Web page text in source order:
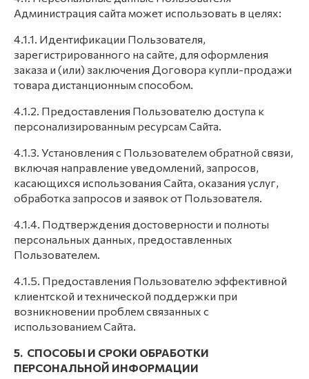
Администрация сайта может использовать в целях:
4.1.1. Идентификации Пользователя,
зарегистрированного на сайте, для оформления
заказа и (или) заключения Договора купли-продажи
товара дистанционным способом.
4.1.2. Предоставления Пользователю доступа к
персонализированным ресурсам Сайта.
4.1.3. Установления с Пользователем обратной связи,
включая направление уведомлений, запросов,
касающихся использования Сайта, оказания услуг,
обработка запросов и заявок от Пользователя.
4.1.4. Подтверждения достоверности и полноты
персональных данных, предоставленных
Пользователем.
4.1.5. Предоставления Пользователю эффективной
клиентской и технической поддержки при
возникновении проблем связанных с
использованием Сайта.
5. СПОСОБЫ И СРОКИ ОБРАБОТКИ
ПЕРСОНАЛЬНОЙ ИНФОРМАЦИИ